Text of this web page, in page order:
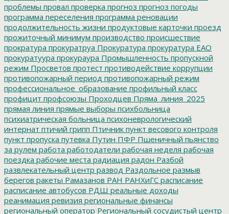
проблемы провал проверка прогноз прогноз погоды
программа переселения программа реновации
продолжительность жизни продуктовые карточки проезд
прожиточный минимум производство происшествие
прократура прокуратруа Прокуратура прокуратура ЕАО
прокуратуура прокураура Промышленность пропускной
режим Просветов протест противодействие коррупции
противопожарный период противопожарный режим
профессиональное_образование профильный класс
профицит профсоюзы Проходцев Пряма_линия_2025
прямая линия прямые выборы психбольница
психиатрическая больница психоневрологический
интернат птичий грипп Птичник пункт весового контроля
пункт пропуска путевка Путин ПФР Пшеничный пьянство
за рулем работа работодатели рабочая неделя рабочая
поездка рабочие места радиация радон Разбой
развлекательный центр развод Раздольное размыв
берегов ракеты Рамазанов РАН РАНХиГС расписание
расписание автобусов РДШ реальные доходы
реанимация ревизия региональные финансы
региональный оператор Региональный сосудистый центр